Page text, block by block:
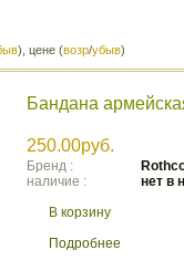
), цене (возр/убыв)
Бандана
250.00руб.
Бренд :
наличие :
нет в
В корзину
Подробнее